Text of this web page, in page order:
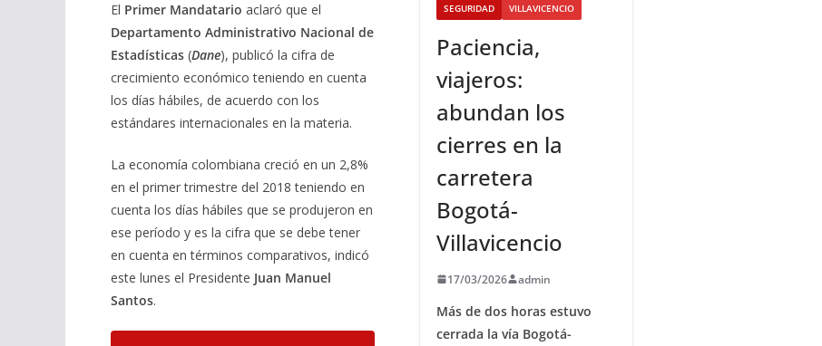
El Primer Mandatario aclaró que el
Departamento Administrativo Nacional de
Estadísticas (Dane), publicó la cifra de
crecimiento económico teniendo en cuenta
los días hábiles, de acuerdo con los
estándares internacionales en la materia.
La economía colombiana creció en un 2,8%
en el primer trimestre del 2018 teniendo en
cuenta los días hábiles que se produjeron en
ese período y es la cifra que se debe tener
en cuenta en términos comparativos, indicó
este lunes el Presidente Juan Manuel
Santos.
SEGURIDAD
VILLAVICENCIO
Paciencia,
viajeros:
abundan los
cierres en la
carretera
Bogotá-
Villavicencio
17/03/2026 admin
Más de dos horas estuvo
cerrada la vía Bogotá-